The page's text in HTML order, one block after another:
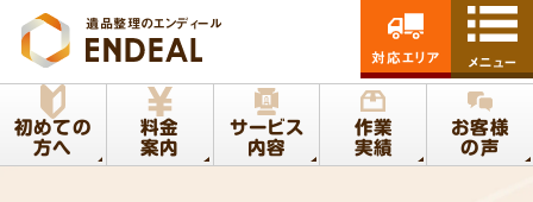
遺品整理のエンディール
初めての
方へ
料金
案内
サービス
内容
作業
実績
お客様
の声
対応エリア メニュー